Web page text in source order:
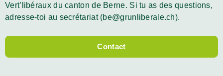
Vert’libéraux du canton de Berne. Si tu as des questions,
adresse-toi au secrétariat (be@grunliberale.ch).
Contact